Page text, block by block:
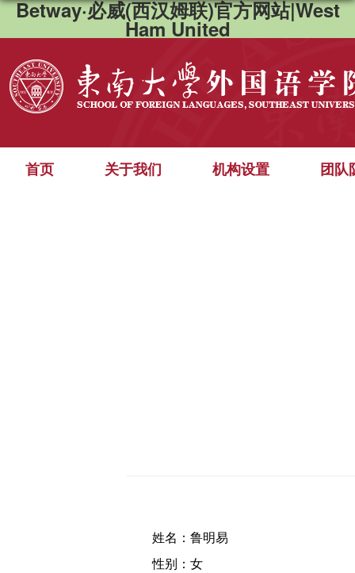
Betway·必威(西汉姆联)官方网站|West
Ham United
首页 关于我们 机构设置 团队
姓名：鲁明易
性别：女